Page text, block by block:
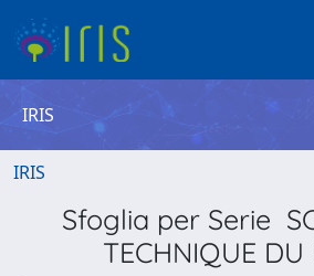
IRIS
IRIS
Sfoglia per Serie
TECHNIQUE DU